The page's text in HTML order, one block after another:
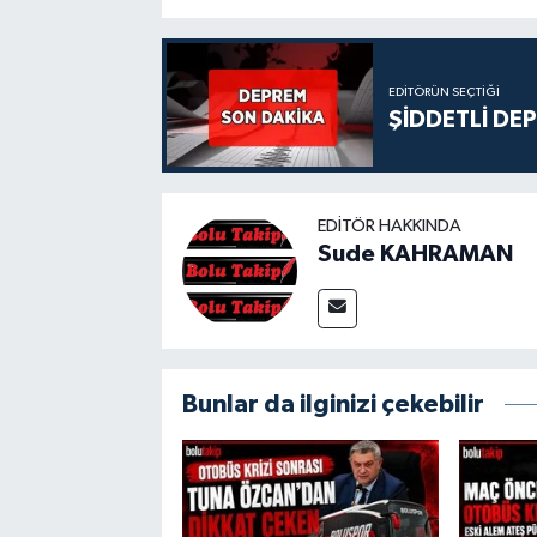
EDITÖRÜN SEÇTIĞI
ŞİDDETLİ
EDITÖR HAKKINDA
Sude KAHRAMAN
Bunlar da ilginizi çekebilir